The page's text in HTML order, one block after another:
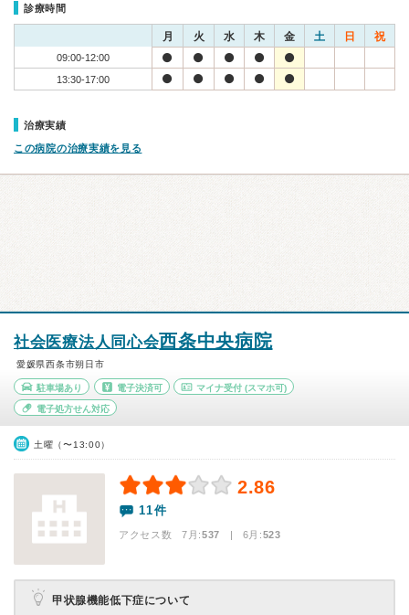
診療時間
月 火 水 木 金 土 日 祝
09:00-12:00
13:30-17:00
治療実績
この病院の治療実績を見る
社会医療法人同心会西条中央病院
愛媛県西条市朔日市
駐車場あり 電子決済可 マイナ受付 (スマホ可)
電子処方せん対応
土曜（〜13:00）
2.86
11件
アクセス数 7月:537 | 6月:523
甲状腺機能低下症について